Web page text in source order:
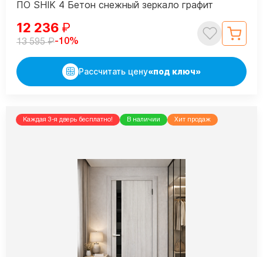
ПО SHIK 4 Бетон снежный зеркало графит
12 236 ₽
13 595₽-10%
Рассчитать цену«под ключ»
Каждая 3-я дверь бесплатно! В наличии Хит продаж